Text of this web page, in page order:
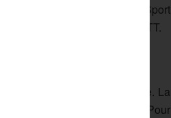
par l’Agence Nationale du Sport
partenaire majeur de la FFTT.
via un formulaire en ligne. La
un suivi de proximité. Pour